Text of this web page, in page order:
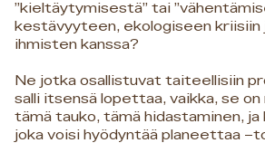
”kieltäytymisestä” tai
kestävyyteen, ekologiseen kriisiin
ihmisten kanssa?
Ne jotka osallistuvat taiteellisiin
salli itsensä lopettaa, vaikka, se on
tämä tauko, tämä hidastaminen,
joka voisi hyödyntää planeettaa